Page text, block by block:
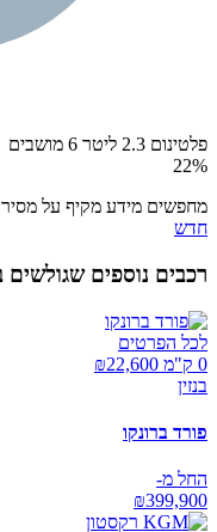
פלטינום 2.3 ליטר 6 מושבים
22%
מחפשים מידע מקיף על
חדש
רכבים נוספים שגולשים
לכל הפרטים
0 ק"מ ₪
22,600
בנזין
פורד ברונקו
החל מ-
₪399,900